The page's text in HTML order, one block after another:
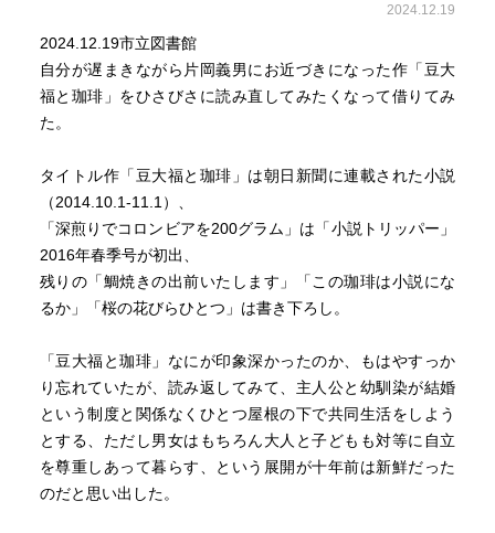
・コーヒーが体のなかへと入っていく。食道を下るそのコ
ーヒーを、途中までは自覚出来たが、そこから先は体ぜん
たいにコーヒーが広がっていく感覚があり、広がりきった
ところで精神と接する、と彼はきめていた。
2024.12.19
2024.12.19市立図書館
自分が遅まきながら片岡義男にお近づきになった作「豆大
福と珈琲」をひさびさに読み直してみたくなって借りてみ
た。
タイトル作「豆大福と珈琲」は朝日新聞に連載された小説
（2014.10.1-11.1）、
「深煎りでコロンビアを200グラム」は「小説トリッパー」
2016年春季号が初出、
残りの「鯛焼きの出前いたします」「この珈琲は小説にな
るか」「桜の花びらひとつ」は書き下ろし。
「豆大福と珈琲」なにが印象深かったのか、もはやすっか
り忘れていたが、読み返してみて、主人公と幼馴染が結婚
という制度と関係なくひとつ屋根の下で共同生活をしよう
とする、ただし男女はもちろん大人と子どもも対等に自立
を尊重しあって暮らす、という展開が十年前は新鮮だった
のだと思い出した。